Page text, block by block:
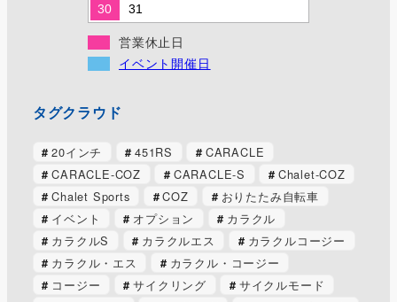
30
31
営業休止日
イベント開催日
タグクラウド
20インチ 451RS
CARACLE
CARACLE-COZ
CARACLE-S
Chalet-COZ
Chalet Sports
COZ
おりたたみ自転車
イベント
オプション
カラクル
カラクルS
カラクルエス
カラクルコージー
カラクル・エス
カラクル・コージー
コージー
サイクリング
サイクルモード